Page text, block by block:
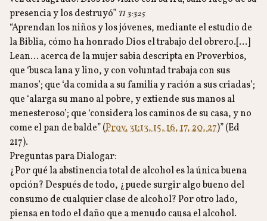
presencia y los destruyó” TI 3:325
“Aprendan los niños y los jóvenes, mediante el estudio de
la Biblia, cómo ha honrado Dios el trabajo del obrero.[…]
Lean… acerca de la mujer sabia descripta en Proverbios,
que ‘busca lana y lino, y con voluntad trabaja con sus
manos’; que ‘da comida a su familia y ración a sus criadas’;
que ‘alarga su mano al pobre, y extiende sus manos al
menesteroso’; que ‘considera los caminos de su casa, y no
come el pan de balde” (Prov. 31:13, 15, 16, 17, 20, 27)” (Ed
217).
Preguntas para Dialogar:
¿Por qué la abstinencia total de alcohol es la única buena
opción? Después de todo, ¿puede surgir algo bueno del
consumo de cualquier clase de alcohol? Por otro lado,
piensa en todo el daño que a menudo causa el alcohol.